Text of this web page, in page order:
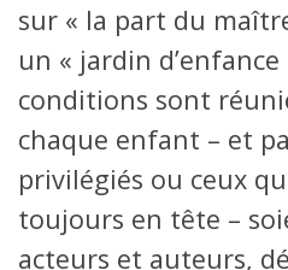
sur « la part du
un « jardin
conditions sont
chaque enfant – et
privilégiés ou ceux
toujours en tête –
acteurs et auteurs,